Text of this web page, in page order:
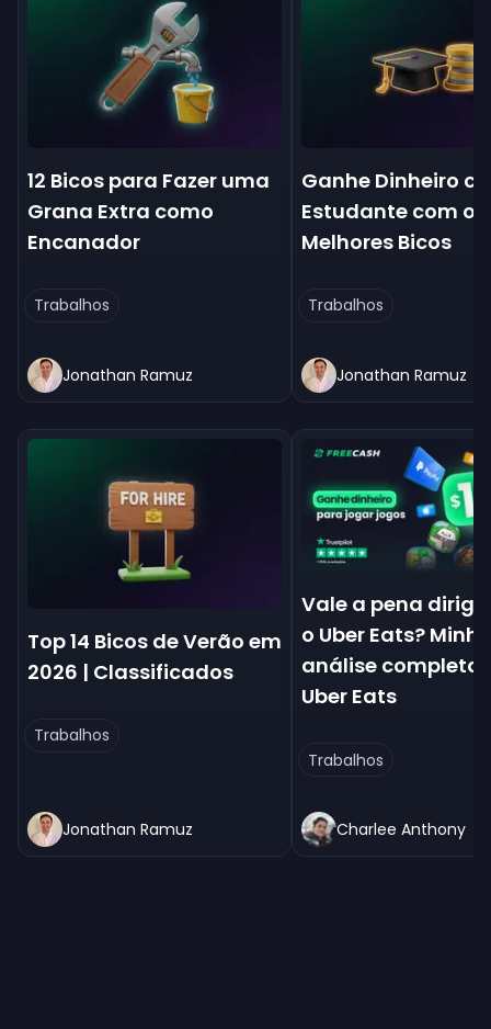
12 Bicos para Fazer uma
Grana Extra como
Encanador
Trabalhos
Jonathan Ramuz
Ganhe Dinheiro
Estudante com os
Melhores Bicos
Trabalhos
Jonathan Ramuz
Top 14 Bicos de Verão em
2026 | Classificados
Trabalhos
Jonathan Ramuz
Vale a pena
o Uber Eats?
análise completa
Uber Eats
Trabalhos
Charlee Anthony